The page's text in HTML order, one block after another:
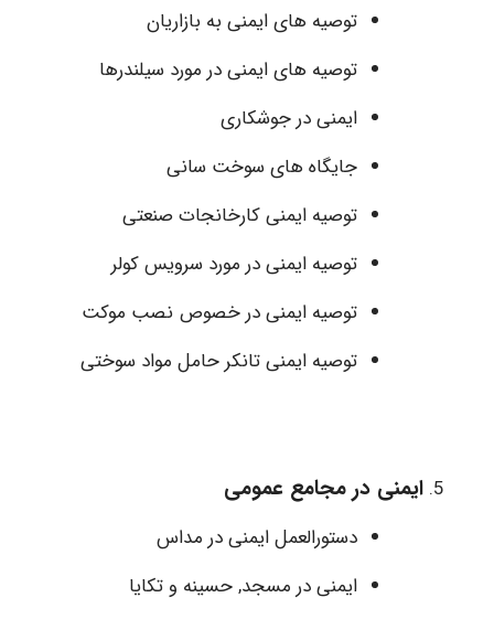
توصیه های ایمنی به بازاریان
توصیه های ایمنی در مورد سیلندرها
ایمنی در جوشکاری
جایگاه های سوخت سانی
توصیه ایمنی کارخانجات صنعتی
توصیه ایمنی در مورد سرویس کولر
توصیه ایمنی در خصوص نصب موکت
توصیه ایمنی تانکر حامل مواد سوختی
ایمنی در مجامع عمومی
دستورالعمل ایمنی در مداس
ایمنی در مسجد, حسینه و تکایا